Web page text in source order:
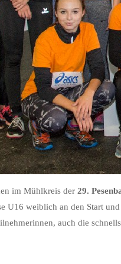
im Mühlkreis der 29.
U16 weiblich an den Start
auch die